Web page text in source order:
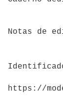
Notas de
https://